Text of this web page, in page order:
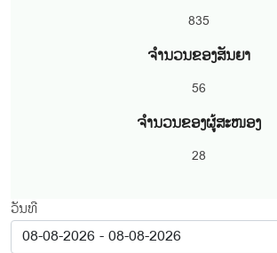
835
ຈຳນວນຂອງສັນຍາ
56
ຈຳນວນຂອງຜູ້ສະໜອງ
28
ວັນທີ